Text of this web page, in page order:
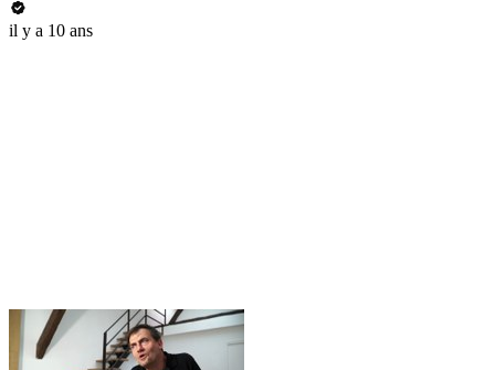
il y a 10 ans